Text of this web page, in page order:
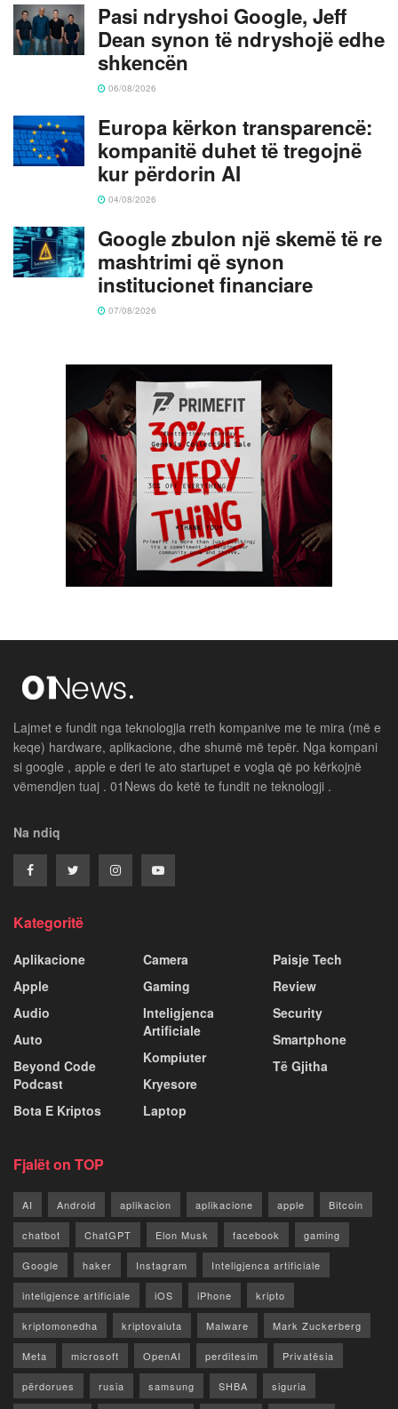
Pasi ndryshoi Google, Jeff
Dean synon të ndryshojë edhe
shkencën
06/08/2026
Europa kërkon transparencë:
kompanitë duhet të tregojnë
kur përdorin AI
04/08/2026
Google zbulon një skemë të re
mashtrimi që synon
institucionet financiare
07/08/2026
Lajmet e fundit nga teknologjia rreth kompanive me te mira (më e
keqe) hardware, aplikacione, dhe shumë më tepër. Nga kompani
si google , apple e deri te ato startupet e vogla që po kërkojnë
vëmendjen tuaj . 01News do ketë te fundit ne teknologji .
Na ndiq
Kategoritë
Aplikacione
Apple
Audio
Auto
Beyond Code
Podcast
Bota E Kriptos
Camera
Gaming
Inteligjenca
Artificiale
Kompiuter
Kryesore
Laptop
Paisje Tech
Review
Security
Smartphone
Të Gjitha
Fjalët on TOP
AI Android aplikacion aplikacione apple Bitcoin
chatbot ChatGPT Elon Musk facebook gaming
Google haker Instagram Inteligjenca artificiale
inteligjence artificiale iOS iPhone kripto
kriptomonedha kriptovaluta Malware Mark Zuckerberg
Meta microsoft OpenAI perditesim Privatësia
përdorues rusia samsung SHBA siguria